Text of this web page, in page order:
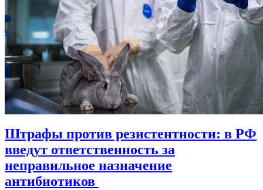
Штрафы против резистентности: в РФ
введут ответственность за
неправильное назначение
антибиотиков